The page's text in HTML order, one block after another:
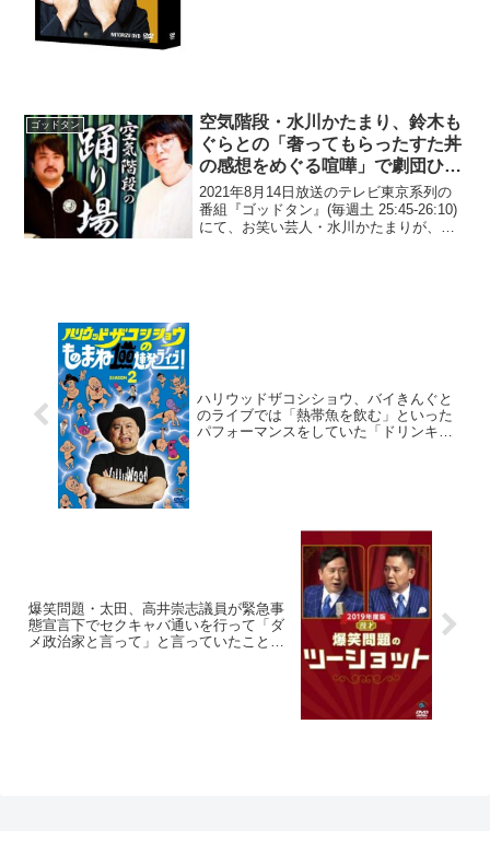
ゴッドタン
空気階段・水川かたまり、鈴木も
ぐらとの「奢ってもらったすた丼
の感想をめぐる喧嘩」で劇団ひと
りら『ゴッドタン』出演者らに同
意を得られない中でも一人で反論
2021年8月14日放送のテレビ東京系列の
番組『ゴッドタン』(毎週土 25:45-26:10)
にて、お笑い芸人・水川かたまりが、鈴
ハリウッドザコシショウ、バイきんぐと
のライブでは「熱帯魚を飲む」といった
パフォーマンスをしていた「ドリンキン
爆笑問題・太田、高井崇志議員が緊急事
態宣言下でセクキャバ通いを行って「ダ
メ政治家と言って」と言っていたことに